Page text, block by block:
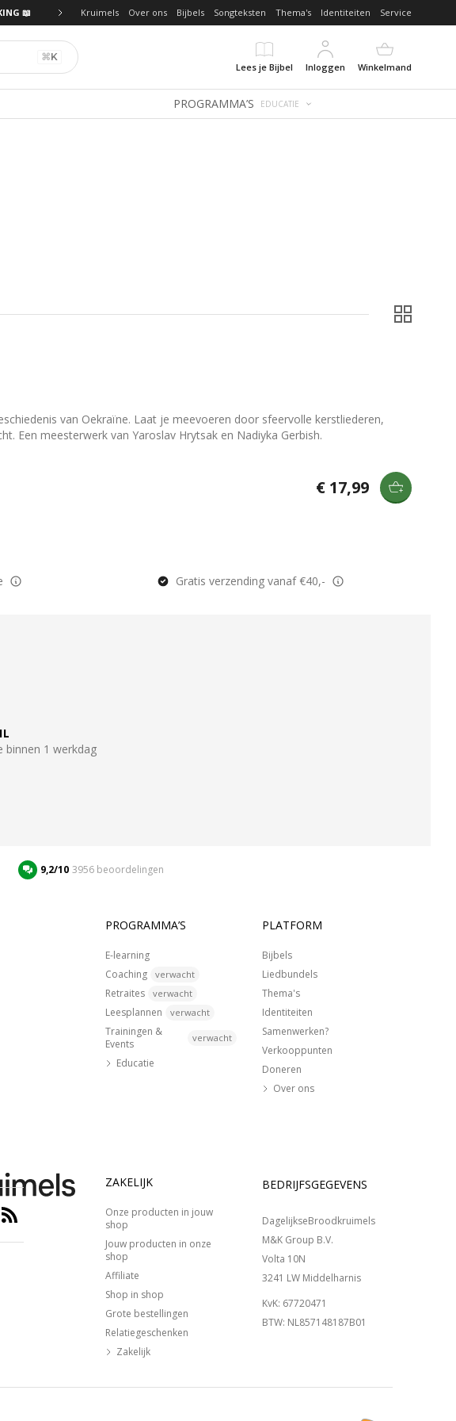
📖 Kruimels Over ons Bijbels Songteksten Thema's Identiteiten Service
⌘K
Lees je Bijbel
Inloggen Winkelmand
PROGRAMMA’S EDUCATIE
van Oekraïne. Laat je meevoeren door sfeervolle kerstliederen,
Een meesterwerk van Yaroslav Hrytsak en Nadiyka Gerbish.
€ 17,99
Gratis verzending vanaf €40,-
binnen 1 werkdag
9,2/10 3956 beoordelingen
PROGRAMMA’S
E-learning
Coaching
verwacht
Retraites verwacht
Leesplannen verwacht
Trainingen &
Events
verwacht
Educatie
PLATFORM
Bijbels
Liedbundels
Thema's
Identiteiten
Samenwerken?
Verkooppunten
Doneren
Over ons
ZAKELIJK
Onze producten in jouw
shop
Jouw producten in onze
shop
Affiliate
Shop in shop
Grote bestellingen
Relatiegeschenken
Zakelijk
BEDRIJFSGEGEVENS
DagelijkseBroodkruimels
M&K Group B.V.
Volta 10N
3241 LW Middelharnis
KvK: 67720471
BTW: NL857148187B01